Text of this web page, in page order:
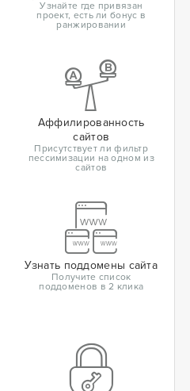
Узнайте где привязан
проект, есть ли бонус в
ранжировании
Аффилированность
сайтов
Присутствует ли фильтр
пессимизации на одном из
сайтов
Узнать поддомены сайта
Получите список
поддоменов в 2 клика